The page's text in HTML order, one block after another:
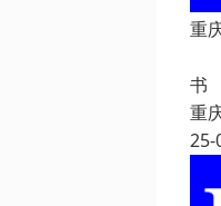
重
书
重
25-